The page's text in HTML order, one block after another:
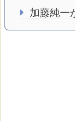
加藤純一